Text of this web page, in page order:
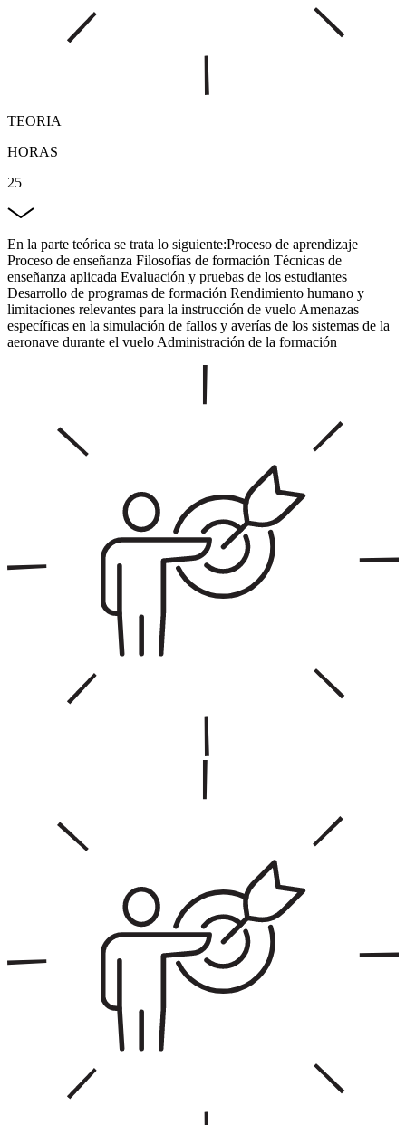
TEORIA
HORAS
25
En la parte teórica se trata lo siguiente:Proceso de aprendizaje
Proceso de enseñanza Filosofías de formación Técnicas de
enseñanza aplicada Evaluación y pruebas de los estudiantes
Desarrollo de programas de formación Rendimiento humano y
limitaciones relevantes para la instrucción de vuelo Amenazas
específicas en la simulación de fallos y averías de los sistemas de la
aeronave durante el vuelo Administración de la formación